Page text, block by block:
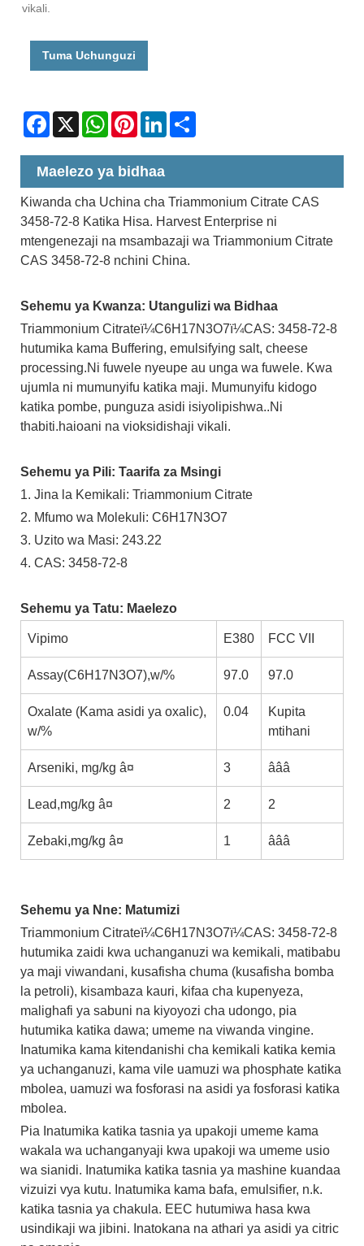
vikali.
Tuma Uchunguzi
Facebook
X WhatsAppPinterestLinkedIn
Maelezo ya bidhaa
Kiwanda cha Uchina cha Triammonium Citrate CAS
3458-72-8 Katika Hisa. Harvest Enterprise ni
mtengenezaji na msambazaji wa Triammonium Citrate
CAS 3458-72-8 nchini China.
Sehemu ya Kwanza: Utangulizi wa Bidhaa
Triammonium Citrateï¼C6H17N3O7ï¼CAS: 3458-72-8
hutumika kama Buffering, emulsifying salt, cheese
processing.Ni fuwele nyeupe au unga wa fuwele. Kwa
ujumla ni mumunyifu katika maji. Mumunyifu kidogo
katika pombe, punguza asidi isiyolipishwa..Ni
thabiti.haioani na vioksidishaji vikali.
Sehemu ya Pili: Taarifa za Msingi
1. Jina la Kemikali: Triammonium Citrate
2. Mfumo wa Molekuli: C6H17N3O7
3. Uzito wa Masi: 243.22
4. CAS: 3458-72-8
Sehemu ya Tatu: Maelezo
Vipimo E380 FCC VII
Assay(C6H17N3O7),w/% 97.0 97.0
Oxalate (Kama asidi ya oxalic),
w/%
0.04
Kupita
mtihani
Arseniki, mg/kg â¤ 3 âââ
Lead,mg/kg â¤ 2 2
Zebaki,mg/kg â¤ 1 âââ
Sehemu ya Nne: Matumizi
Triammonium Citrateï¼C6H17N3O7ï¼CAS: 3458-72-8
hutumika zaidi kwa uchanganuzi wa kemikali, matibabu
ya maji viwandani, kusafisha chuma (kusafisha bomba
la petroli), kisambaza kauri, kifaa cha kupenyeza,
malighafi ya sabuni na kiyoyozi cha udongo, pia
hutumika katika dawa; umeme na viwanda vingine.
Inatumika kama kitendanishi cha kemikali katika kemia
ya uchanganuzi, kama vile uamuzi wa phosphate katika
mbolea, uamuzi wa fosforasi na asidi ya fosforasi katika
mbolea.
Pia Inatumika katika tasnia ya upakoji umeme kama
wakala wa uchanganyaji kwa upakoji wa umeme usio
wa sianidi. Inatumika katika tasnia ya mashine kuandaa
vizuizi vya kutu. Inatumika kama bafa, emulsifier, n.k.
katika tasnia ya chakula. EEC hutumiwa hasa kwa
usindikaji wa jibini. Inatokana na athari ya asidi ya citric